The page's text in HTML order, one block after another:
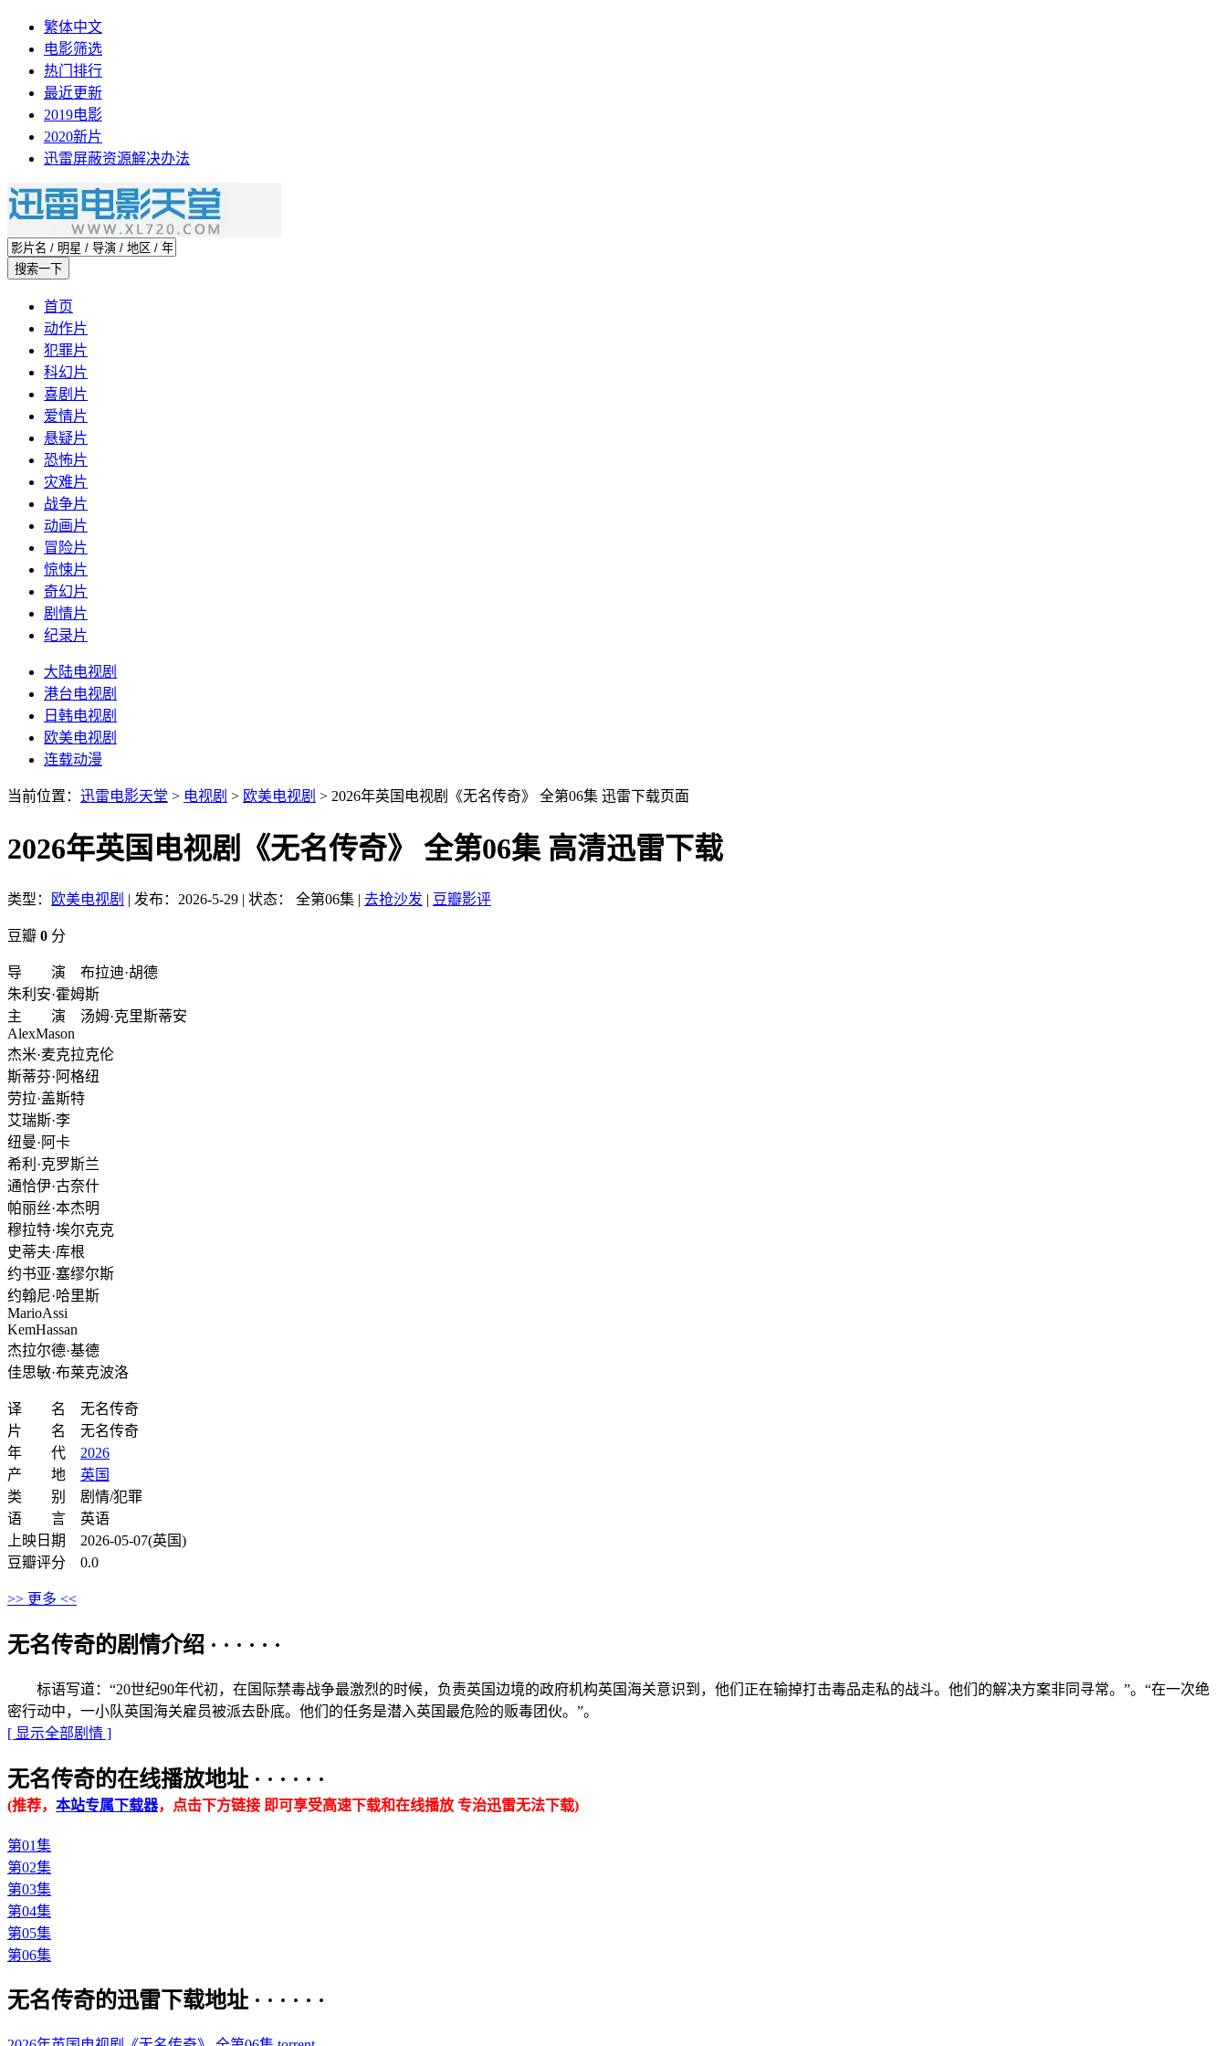
繁体中文
电影筛选
热门排行
最近更新
2019电影
2020新片
迅雷屏蔽资源解决办法
首页
动作片
犯罪片
科幻片
喜剧片
爱情片
悬疑片
恐怖片
灾难片
战争片
动画片
冒险片
惊悚片
奇幻片
剧情片
纪录片
大陆电视剧
港台电视剧
日韩电视剧
欧美电视剧
连载动漫
当前位置： 迅雷电影天堂 > 电视剧 > 欧美电视剧 > 2026年英国电视剧《无名传奇》 全第06集 迅雷下载页面
2026年英国电视剧《无名传奇》 全第06集 高清迅雷下载
类型： 欧美电视剧 | 发布：2026-5-29 | 状态： 全第06集 | 去抢沙发 | 豆瓣影评
豆瓣 0 分
导 演 布拉迪·胡德
朱利安·霍姆斯
主 演 汤姆·克里斯蒂安
AlexMason
杰米·麦克拉克伦
斯蒂芬·阿格纽
劳拉·盖斯特
艾瑞斯·李
纽曼·阿卡
希利·克罗斯兰
通恰伊·古奈什
帕丽丝·本杰明
穆拉特·埃尔克克
史蒂夫·库根
约书亚·塞缪尔斯
约翰尼·哈里斯
MarioAssi
KemHassan
杰拉尔德·基德
佳思敏·布莱克波洛
译 名 无名传奇
片 名 无名传奇
年 代 2026
产 地 英国
类 别 剧情/犯罪
语 言 英语
上映日期 2026-05-07(英国)
豆瓣评分 0.0
>> 更多 <<
无名传奇的剧情介绍 · · · · · ·
标语写道：“20世纪90年代初，在国际禁毒战争最激烈的时候，负责英国边境的政府机构英国海关意识到，他们正在输掉打击毒品走私的战斗。他们的解决方案非同寻常。”。“在一次绝
密行动中，一小队英国海关雇员被派去卧底。他们的任务是潜入英国最危险的贩毒团伙。”。
[ 显示全部剧情 ]
无名传奇的在线播放地址 · · · · · ·
(推荐， 本站专属下载器，点击下方链接 即可享受高速下载和在线播放 专治迅雷无法下载)
第01集
第02集
第03集
第04集
第05集
第06集
无名传奇的迅雷下载地址 · · · · · ·